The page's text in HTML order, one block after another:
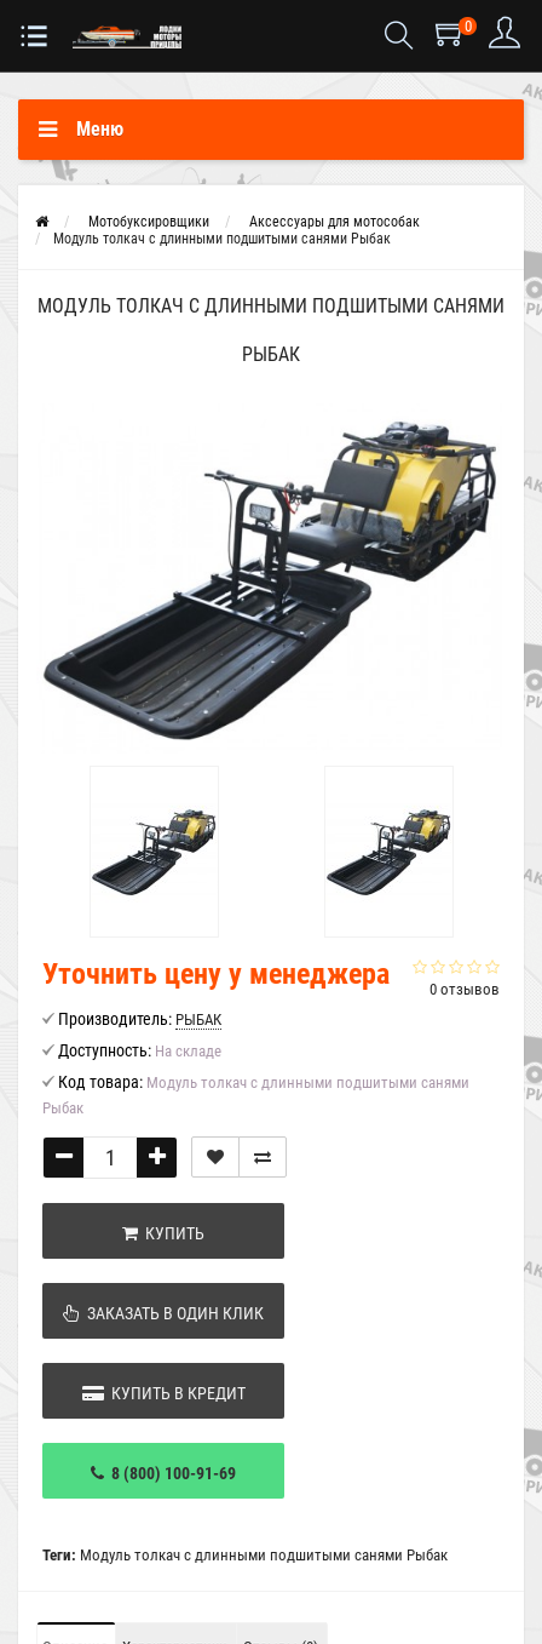
0
Меню
Мотобуксировщики
Аксессуары для мотособак
Модуль толкач с длинными подшитыми санями Рыбак
МОДУЛЬ ТОЛКАЧ С ДЛИННЫМИ ПОДШИТЫМИ САНЯМИ
РЫБАК
0 отзывов
Уточнить цену у менеджера
Производитель: РЫБАК
Доступность: На складе
Код товара: Модуль толкач с длинными подшитыми санями
Рыбак
КУПИТЬ
ЗАКАЗАТЬ В ОДИН КЛИК
КУПИТЬ В КРЕДИТ
8 (800) 100-91-69
Теги: Модуль толкач с длинными подшитыми санями Рыбак